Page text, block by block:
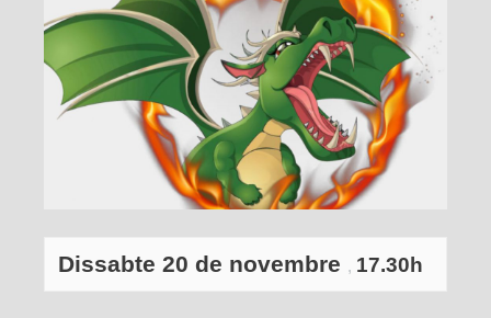
Dissabte 20 de novembre , 17.30h